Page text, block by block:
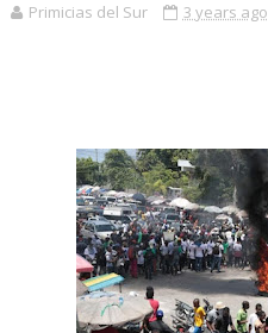
Primicias del Sur 3 years ago